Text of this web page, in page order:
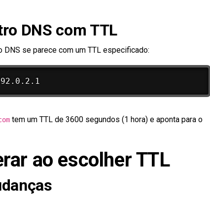
DNS com TTL
se parece com um TTL especificado:
tem um TTL de 3600 segundos (1 hora) e aponta para o
ao escolher TTL